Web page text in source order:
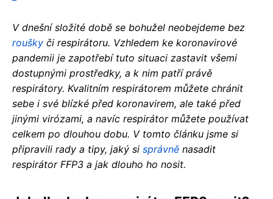
V dnešní složité době se bohužel neobejdeme bez
roušky či respirátoru. Vzhledem ke koronavirové
pandemii je zapotřebí tuto situaci zastavit všemi
dostupnými prostředky, a k nim patří právě
respirátory. Kvalitním respirátorem můžete chránit
sebe i své blízké před koronavirem, ale také před
jinými virózami, a navíc respirátor můžete používat
celkem po dlouhou dobu. V tomto článku jsme si
připravili rady a tipy, jaký si správně nasadit
respirátor FFP3 a jak dlouho ho nosit.